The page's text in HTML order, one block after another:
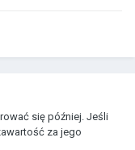
się później. Jeśli
za jego